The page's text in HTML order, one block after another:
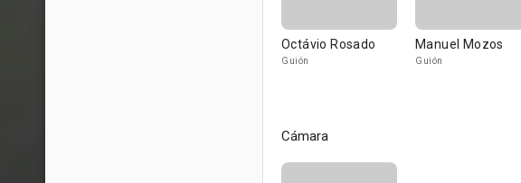
Octávio Rosado
Guión
Manuel Mozos
Guión
Cámara